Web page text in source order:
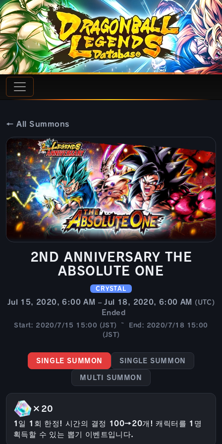
← All Summons
2ND ANNIVERSARY THE
ABSOLUTE ONE
CRYSTAL
Jul 15, 2020, 6:00 AM – Jul 18, 2020, 6:00 AM (UTC)
Ended
Start: 2020/7/15 15:00 (JST) ~ End: 2020/7/18 15:00
(JST)
SINGLE SUMMON SINGLE SUMMON
MULTI SUMMON
×20
1일 1회 한정! 시간의 결정 100→20개! 캐릭터를 1명
획득할 수 있는 뽑기 이벤트입니다.